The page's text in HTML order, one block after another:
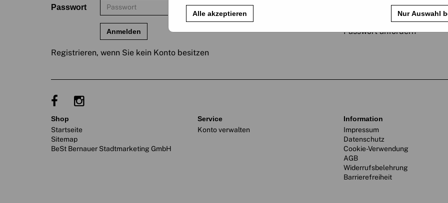
Alle akzeptieren Nur Auswahl
Passwort
Registrieren, wenn Sie kein Konto besitzen
Passwort vergessen?
Passwort anfordern
shop
Startseite
Sitemap
BeSt Bernauer Stadtmarketing GmbH
service
Konto verwalten
information
Impressum
Datenschutz
Cookie-Verwendung
AGB
Widerrufsbelehrung
Barrierefreiheit